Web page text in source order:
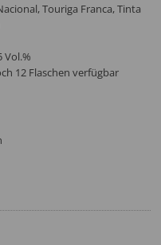
Touriga Franca, Tinta
Vol.%
12 Flaschen verfügbar